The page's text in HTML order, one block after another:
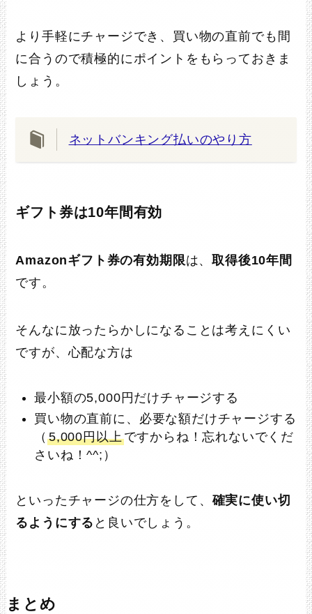
より手軽にチャージでき、買い物の直前でも間
に合うので積極的にポイントをもらっておきま
しょう。
ネットバンキング払いのやり方
ギフト券は10年間有効
Amazonギフト券の有効期限は、取得後10年間
です。
そんなに放ったらかしになることは考えにくい
ですが、心配な方は
最小額の5,000円だけチャージする
買い物の直前に、必要な額だけチャージする
（5,000円以上ですからね！忘れないでくだ
さいね！^^;）
といったチャージの仕方をして、確実に使い切
るようにする と良いでしょう。
まとめ